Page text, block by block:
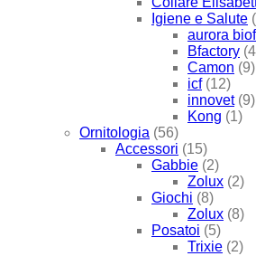
Igiene e Salute
aurora
Bfactory
Camon (9)
icf (12)
innovet (9)
Kong (1)
Ornitologia (56)
Accessori (15)
Gabbie (2)
Zolux (2)
Giochi (8)
Zolux (8)
Posatoi (5)
Trixie (2)